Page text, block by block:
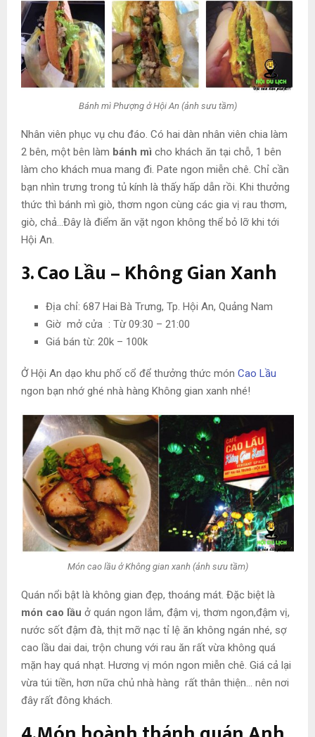
Bánh mì Phượng ở Hội An (ảnh sưu tầm)
Nhân viên phục vụ chu đáo. Có hai dàn nhân viên chia làm
2 bên, một bên làm bánh mì cho khách ăn tại chỗ, 1 bên
làm cho khách mua mang đi. Pate ngon miễn chê. Chỉ cần
bạn nhìn trưng trong tủ kính là thấy hấp dẫn rồi. Khi thưởng
thức thì bánh mì giò, thơm ngon cùng các gia vị rau thơm,
giò, chả…Đây là điểm ăn vặt ngon không thể bỏ lỡ khi tới
Hội An.
3. Cao Lầu – Không Gian Xanh
Địa chỉ: 687 Hai Bà Trưng, Tp. Hội An, Quảng Nam
Giờ mở cửa : Từ 09:30 – 21:00
Giá bán từ: 20k – 100k
Ở Hội An dạo khu phố cổ để thưởng thức món Cao Lầu
ngon bạn nhớ ghé nhà hàng Không gian xanh nhé!
Món cao lầu ở Không gian xanh (ảnh sưu tầm)
Quán nổi bật là không gian đẹp, thoáng mát. Đặc biệt là
món cao lầu ở quán ngon lắm, đậm vị, thơm ngon,đậm vị,
nước sốt đậm đà, thịt mỡ nạc tỉ lệ ăn không ngán nhé, sợ
cao lầu dai dai, trộn chung với rau ăn rất vừa không quá
mặn hay quá nhạt. Hương vị món ngon miễn chê. Giá cả lại
vừa túi tiền, hơn nữa chủ nhà hàng rất thân thiện… nên nơi
đây rất đông khách.